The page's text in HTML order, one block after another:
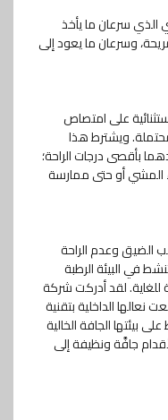
الذي سرعان ما يأخذ
وسرعان ما يعود إلى
على امتصاص
ويشترط هذا
بأقصى درجات الراحة؛
المشي أو حتى ممارسة
الضيق وعدم الراحة
في البيئة الرطبة
للغاية. لقد أدركت شركة
الداخلية بتقنية
بيئتها الجافة الخالية
جافَّة ونظيفة إلى